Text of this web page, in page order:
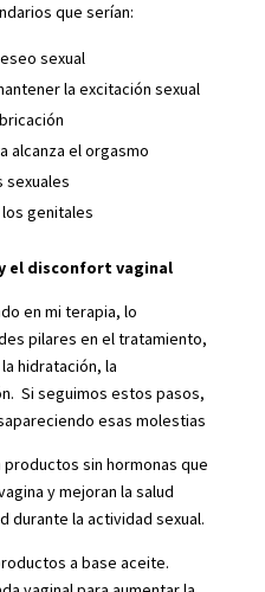
que serían:
sexual
la excitación sexual
alcanza el orgasmo
sexuales
genitales
el disconfort vaginal
en mi terapia, lo
pilares en el tratamiento,
hidratación, la
Si seguimos estos pasos,
esas molestias
productos sin hormonas que
y mejoran la salud
durante la actividad sexual.
a base aceite.